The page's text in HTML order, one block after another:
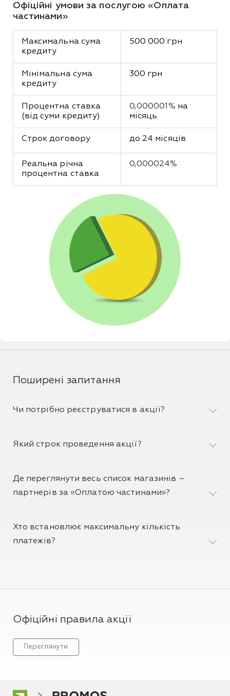
Офіційні умови за послугою «Оплата
частинами»
Максимальна сума
кредиту
500 000 грн
Мінімальна сума
кредиту
300 грн
Процентна ставка
(від суми кредиту)
0,000001% на
місяць
Строк договору до 24 місяців
Реальна річна
процентна ставка
0,000024%
Поширені запитання
Чи потрібно реєструватися в акції?
Який строк проведення акції?
Де переглянути весь список магазинів –
партнерів за «Оплатою частинами»?
Хто встановлює максимальну кількість
платежів?
Офіційні правила акції
Переглянути